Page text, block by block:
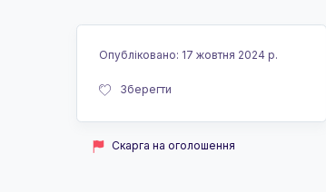
Опубліковано: 17 жовтня 2024 р.
Зберегти
Скарга на оголошення